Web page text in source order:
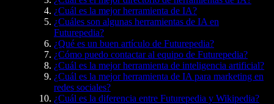
¿Cuál es la mejor herramienta de IA?
¿Cuáles son algunas herramientas de IA en
Futurepedia?
¿Qué es un buen artículo de Futurepedia?
¿Cómo puedo contactar al equipo de Futurepedia?
¿Cuál es la mejor herramienta de inteligencia artificial?
¿Cuál es la mejor herramienta de IA para marketing en
redes sociales?
¿Cuál es la diferencia entre Futurepedia y Wikipedia?